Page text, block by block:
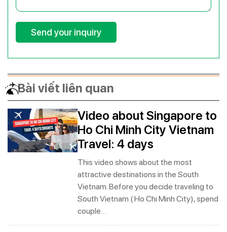
Bài viết liên quan
Video about Singapore to
Ho Chi Minh City Vietnam
Travel: 4 days
This video shows about the most
attractive destinations in the South
Vietnam. Before you decide traveling to
South Vietnam ( Ho Chi Minh City), spend
couple…